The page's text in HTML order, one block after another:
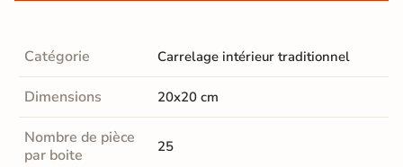
Catégorie Carrelage intérieur traditionnel
Dimensions 20x20 cm
Nombre de pièce
par boite
25